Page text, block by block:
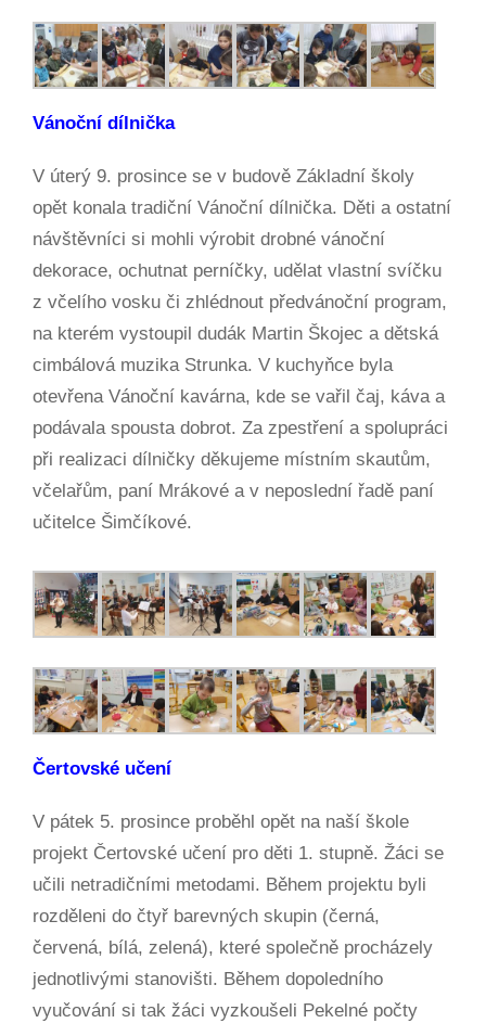
Vánoční dílnička
V úterý 9. prosince se v budově Základní školy
opět konala tradiční Vánoční dílnička. Děti a ostatní
návštěvníci si mohli výrobit drobné vánoční
dekorace, ochutnat perníčky, udělat vlastní svíčku
z včelího vosku či zhlédnout předvánoční program,
na kterém vystoupil dudák Martin Škojec a dětská
cimbálová muzika Strunka. V kuchyňce byla
otevřena Vánoční kavárna, kde se vařil čaj, káva a
podávala spousta dobrot. Za zpestření a spolupráci
při realizaci dílničky děkujeme místním skautům,
včelařům, paní Mrákové a v neposlední řadě paní
učitelce Šimčíkové.
Čertovské učení
V pátek 5. prosince proběhl opět na naší škole
projekt Čertovské učení pro děti 1. stupně. Žáci se
učili netradičními metodami. Během projektu byli
rozděleni do čtyř barevných skupin (černá,
červená, bílá, zelená), které společně procházely
jednotlivými stanovišti. Během dopoledního
vyučování si tak žáci vyzkoušeli Pekelné počty